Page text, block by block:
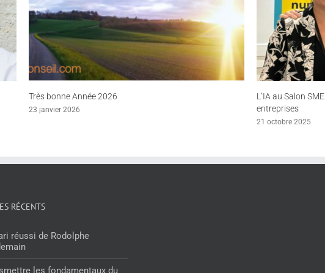
L’IA au Salon SME : un tournant pour toutes les
RÉCENTS
réussi de Rodolphe
les fondamentaux du